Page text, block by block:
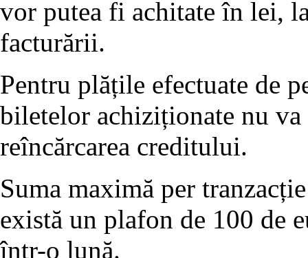
vor putea fi achitate în lei,
facturării.
Pentru plățile efectuate de
biletelor achiziționate nu
reîncărcarea creditului.
Suma maximă per
există un plafon de 100 de
într-o lună.